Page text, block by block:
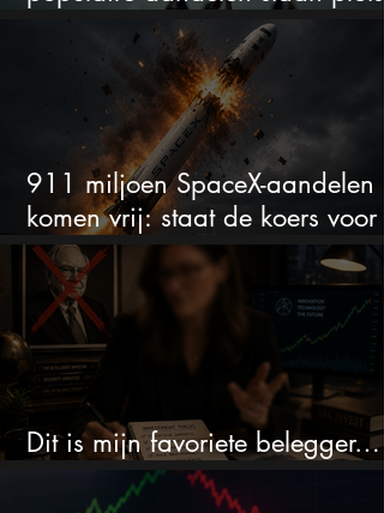
onder spanning
911 miljoen SpaceX-aandelen
komen vrij: staat de koers voor
een nieuwe crash?
Dit is mijn favoriete belegger…
en het is niet Warren Buffett